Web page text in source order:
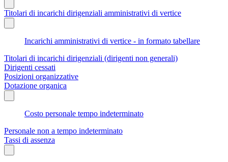
Titolari di incarichi dirigenziali amministrativi di vertice
Incarichi amministrativi di vertice - in formato tabellare
Titolari di incarichi dirigenziali (dirigenti non generali)
Dirigenti cessati
Posizioni organizzative
Dotazione organica
Costo personale tempo indeterminato
Personale non a tempo indeterminato
Tassi di assenza